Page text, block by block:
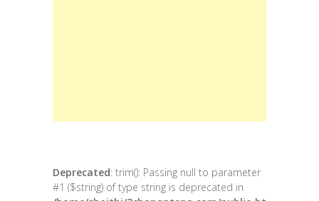
Deprecated: trim(): Passing null to parameter
#1 ($string) of type string is deprecated in